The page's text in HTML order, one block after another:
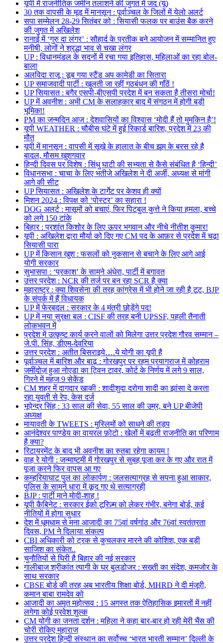
यूपी में राजनीतिक जमीन तलाशने की जुगत में जद (यू)
30 तक वापसी के मूड में मानसून : पूर्वाञ्चल के जिलों में येलो अलर्ट
सपा सम्मेलन 28-29 सितंबर को : सियासी फलक पर बाउंस बैक करने
की जुगत में अखिलेश
रानाई में ‘गुरु दा लंगर’ : सौहार्द के प्रतीक बने आयोजन में सम्मानित हुए
मनीषी, लोगों ने श्रद्धा भाव से चखा लंगर
UP : विधानमंडल के सदनों में रचा गया इतिहास, महिलाओं का रहा बोल-
बाला
अलविदा राजू : डूब गया स्टैंड अप कामेडी का सितारा
UP समाजवादी पार्टी : खुलती जा रहीं गठबंधन की गाँठें !
UP सियासत : बगैर एसपी-बीएसपी प्रदेश में बन सकता है तीसरा मोर्चा!
UP में अवनीश : अभी CM के सलाहकार बाद में संगठन में होगी बड़ी
भूमिका!
PM का जन्मदिन आज : देशवासियों का विश्वास ‘मोदी हैं तो मुमकिन है’!
यूपी WEATHER : चौबीस घंटे में हुई रिकार्ड बारिश, प्रदेश में 23 की
मौत
यूपी में मानसून : वापसी में सूखे के हालात के बीच झूम के बरस रहे है
बादल, मौसम खुशगवार
हिन्दी दिवस पर विशेष : सिंधु घाटी की सभ्यता से कैसे संबंधित है ‘हिन्दी’
विधानसभा : चाचा के लिए भतीजे अखिलेश ने दी अर्जी, अध्यक्ष से मांगी
आगे की सीट
UP सियासत : अखिलेश के टार्गेट पर केशव ही क्यों
मिशन 2024 : विपक्ष को ‘पोस्टर’ का सहारा !
DOG अलर्ट : मासूमों को बचाएं, फिर पिटबुल कुत्ते ने किया हमला, बच्चे
को लगे 150 टांके
बिहार : प्रशांत किशोर के लिए ऊपर भगवान और नीचे नीतीश कुमार!
यूपी : अखिलेश द्वारा मौर्या को दिए गए CM पद के आफ़र से प्रदेश में चढ़ा
सियासी पारा
UP में किसान खुश : फसलों को नुकसान से बचाने के लिए आगे आई
योगी सरकार
सुभासपा : ‘प्रकाश’ के सामने अंधेरा, पार्टी में बगावत
उत्तर प्रदेश : NCR की तर्ज पर बन रहा SCR है क्या
महाराष्ट्र : क्या शिवसेना की तरह कांग्रेस में भी होने जा रही है टूट, BJP
के संपर्क में हैं विधायक
UP में फेरबदल : सरकार के 4 मंत्री छोड़ेंगे पद!
UP में नया सुरक्षा बल : CISF की तरह बनी UPSSF, पहली तैनाती
लोकभवन में
प्रदेश में उत्कृष्ट कार्य करने वालों को मिलेगा उत्तर प्रदेश गौरव सम्मान –
जे.पी. सिंह, डीएम-देवरिया
उत्तर प्रदेश : अतीत बिसराइये….ये योगी का यूपी है
पूर्वाञ्चल में बारिश और बाढ़ : गोरखपुर पर रहम प्रयागराज में कोहराम
ज़मींदोज़ हुआ नोएडा का ट्विन टावर, कोर्ट के निर्णय में लगे 9 साल,
गिरने में महज 9 सेकेंड
CM शहर में दागदार खाकी : शादीशुदा दरोगा शादी का झांसा दे करता
रहा युवती से रेप, केस दर्ज
भूपेन्द्र सिंह : 33 साल की सेवा, 55 साल की उम्र, बने UP बीजेपी
अध्यक्ष
मायावती के TWEETS : मुस्लिमों को साधने की तड़प
आनंदेश्वर पाण्डेय का वायरल फ़ोटो : खेलों में बढ़ती राजनीति का परिणाम
है क्या?
रिटायरमेंट के बाद भी अवनीश का रुतबा रहेगा कायम !
वाह रे योगी : जन्माष्टमी में गोरखपुर से सुबह पूजा कर के गए और रात में
पूजा करने फिर वापस आ गए
कम्हरियाघाट पुल का लोकार्पण : जलसत्याग्रह से सपना हुआ साकार,
पुलिस के सामने धारा में कूद गए थे सत्याग्रही
BJP : पार्टी माने मोदी-शाह !
यूपी कैबिनेट : सरकार ईको टूरिज़्म को लेकर गंभीर, बनेगा बोर्ड, कई
नीतियों में होगा सुधार
देश में धूमधाम से मना आजादी का 75वां वर्षगांठ और 76वां स्वतंत्रता
दिवस, PM ने दिलाया संकल्प
CBI अधिकारी को ट्रक से कुचलकर मारने की कोशिश, एक बड़ी
साजिश का संकेत..
चुनौतियों से घिरी है बिहार की नई सरकार
गालीबाज़ श्रीकांत त्यागी के घर बुलडोजर : सख्ती का संदेश, कमजोर के
साथ सरकार
CBSE बोर्ड की तरह अब भारतीय शिक्षा बोर्ड, MHRD ने दी मंजूरी,
कमान बाबा रामदेव को
आजादी का अमृत महोत्सव : 15 अगस्त तक ऐतिहासिक इमारतों में नहीं
लगेगा कोई प्रवेश शुल्क
CM योगी का जनता दर्शन : महिला ने कहा बार-बार हो रही मेरी भैंस की
चोरी रोकिए महाराज
उत्तर प्रदेश हिन्दी संस्थान का सर्वोच्च ‘भारत भारती सम्मान’ दिल्ली के